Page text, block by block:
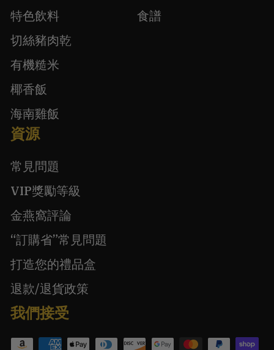
特色飲料
切絲豬肉乾
有機糙米
椰香飯
海南雞飯
食譜
資源
常見問題
VIP獎勵等級
金燕窩評論
“訂購省”常見問題
打造您的禮品盒
退款/退貨政策
我們接受